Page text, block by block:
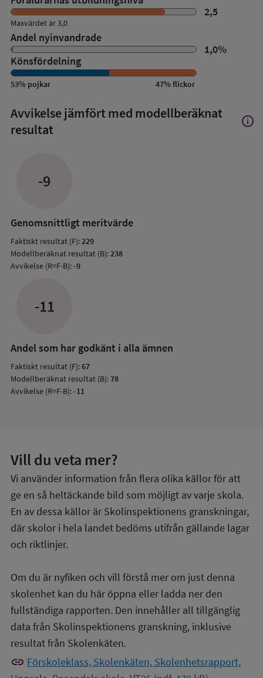
Bakgrundsfaktorer
2,5
Maxvärdet är 3,0
Andel nyinvandrade
1,0%
Könsfördelning
53% pojkar 47%flickor
Avvikelse jämfört med modellberäknat
resultat
Visa
info
-9
Genomsnittligt meritvärde
Faktiskt resultat (F):229
Modellberäknat resultat (B):238
Avvikelse (R=F-B):-9
-11
Andel som har godkänt i alla ämnen
Faktiskt resultat (F):67
Modellberäknat resultat (B):78
Avvikelse (R=F-B):-11
Vill du veta mer?
Vi använder information från flera olika källor för att
ge en så heltäckande bild som möjligt av varje skola.
En av dessa källor är Skolinspektionens granskningar,
där skolor i hela landet bedöms utifrån gällande lagar
och riktlinjer.
Om du är nyfiken och vill förstå mer om just denna
skolenhet kan du här öppna eller ladda ner den
fullständiga rapporten. Den innehåller all tillgänglig
data från Skolinspektionens granskning, inklusive
resultat från Skolenkäten.
link Förskoleklass, Skolenkäten, Skolenhetsrapport,